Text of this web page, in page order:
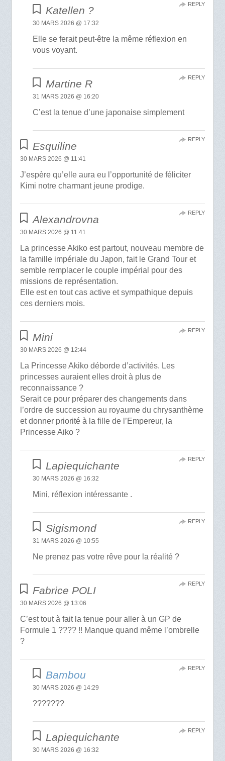
Katellen ?
30 MARS 2026 @ 17:32
Elle se ferait peut-être la même réflexion en
vous voyant.
REPLY
Martine R
31 MARS 2026 @ 16:20
C’est la tenue d’une japonaise simplement
REPLY
Esquiline
30 MARS 2026 @ 11:41
J’espère qu’elle aura eu l’opportunité de féliciter
Kimi notre charmant jeune prodige.
REPLY
Alexandrovna
30 MARS 2026 @ 11:41
La princesse Akiko est partout, nouveau membre de
la famille impériale du Japon, fait le Grand Tour et
semble remplacer le couple impérial pour des
missions de représentation.
Elle est en tout cas active et sympathique depuis
ces derniers mois.
REPLY
Mini
30 MARS 2026 @ 12:44
La Princesse Akiko déborde d’activités. Les
princesses auraient elles droit à plus de
reconnaissance ?
Serait ce pour préparer des changements dans
l’ordre de succession au royaume du chrysanthème
et donner priorité à la fille de l’Empereur, la
Princesse Aiko ?
REPLY
Lapiequichante
30 MARS 2026 @ 16:32
Mini, réflexion intéressante .
REPLY
Sigismond
31 MARS 2026 @ 10:55
Ne prenez pas votre rêve pour la réalité ?
REPLY
Fabrice POLI
30 MARS 2026 @ 13:06
C’est tout à fait la tenue pour aller à un GP de
Formule 1 ???? !! Manque quand même l’ombrelle
?
REPLY
Bambou
30 MARS 2026 @ 14:29
???????
REPLY
Lapiequichante
30 MARS 2026 @ 16:32
REPLY